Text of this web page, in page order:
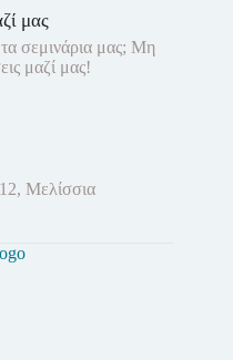
μας
τα σεμινάρια μας; Μη
μαζί μας!
Μελίσσια